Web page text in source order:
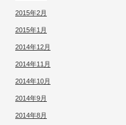
2015年2月
2015年1月
2014年12月
2014年11月
2014年10月
2014年9月
2014年8月